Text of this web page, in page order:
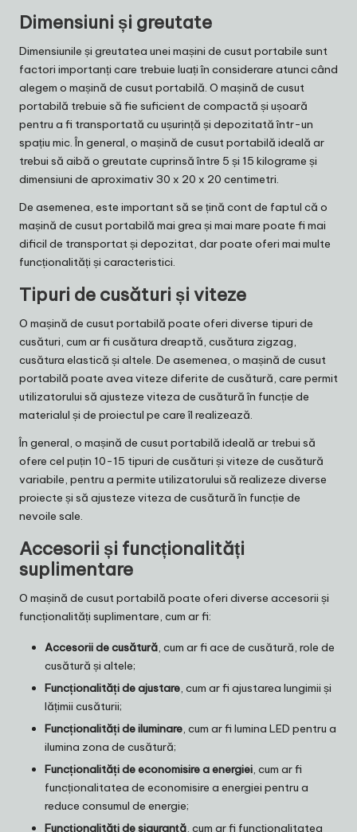
Dimensiuni și greutate
Dimensiunile și greutatea unei mașini de cusut portabile sunt
factori importanți care trebuie luați în considerare atunci când
alegem o mașină de cusut portabilă. O mașină de cusut
portabilă trebuie să fie suficient de compactă și ușoară
pentru a fi transportată cu ușurință și depozitată într-un
spațiu mic. În general, o mașină de cusut portabilă ideală ar
trebui să aibă o greutate cuprinsă între 5 și 15 kilograme și
dimensiuni de aproximativ 30 x 20 x 20 centimetri.
De asemenea, este important să se țină cont de faptul că o
mașină de cusut portabilă mai grea și mai mare poate fi mai
dificil de transportat și depozitat, dar poate oferi mai multe
funcționalități și caracteristici.
Tipuri de cusături și viteze
O mașină de cusut portabilă poate oferi diverse tipuri de
cusături, cum ar fi cusătura dreaptă, cusătura zigzag,
cusătura elastică și altele. De asemenea, o mașină de cusut
portabilă poate avea viteze diferite de cusătură, care permit
utilizatorului să ajusteze viteza de cusătură în funcție de
materialul și de proiectul pe care îl realizează.
În general, o mașină de cusut portabilă ideală ar trebui să
ofere cel puțin 10-15 tipuri de cusături și viteze de cusătură
variabile, pentru a permite utilizatorului să realizeze diverse
proiecte și să ajusteze viteza de cusătură în funcție de
nevoile sale.
Accesorii și funcționalități
suplimentare
O mașină de cusut portabilă poate oferi diverse accesorii și
funcționalități suplimentare, cum ar fi:
Accesorii de cusătură, cum ar fi ace de cusătură, role de
cusătură și altele;
Funcționalități de ajustare, cum ar fi ajustarea lungimii și
lățimii cusăturii;
Funcționalități de iluminare, cum ar fi lumina LED pentru a
ilumina zona de cusătură;
Funcționalități de economisire a energiei, cum ar fi
funcționalitatea de economisire a energiei pentru a
reduce consumul de energie;
Funcționalități de siguranță, cum ar fi funcționalitatea